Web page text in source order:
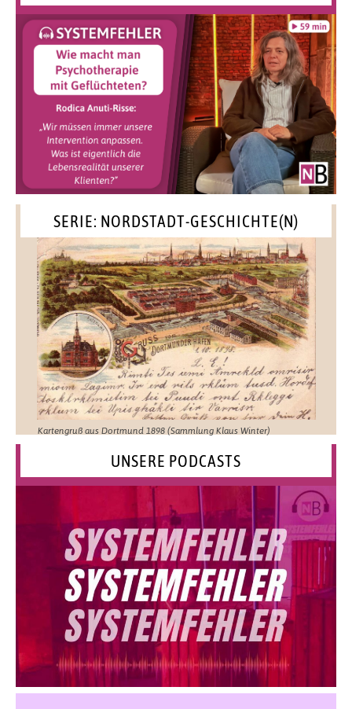
SERIE: NORDSTADT-GESCHICHTE(N)
Kartengruß aus Dortmund 1898 (Sammlung Klaus Winter)
UNSERE PODCASTS